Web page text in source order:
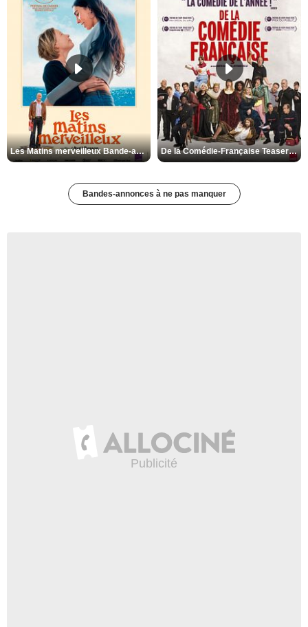
Les Matins merveilleux Bande-annonce VF De la Comédie-Française Teaser VF
Bandes-annonces à ne pas manquer